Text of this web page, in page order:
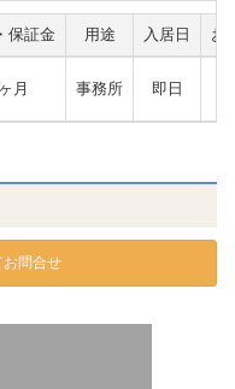
保証金 用途 入居日 お
月 事務所 即日
問合せ